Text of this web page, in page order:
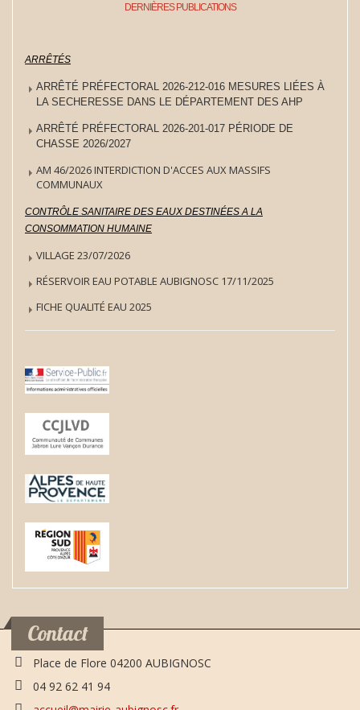
DERNIÈRES PUBLICATIONS
ARRÊTÉS
ARRÊTÉ PRÉFECTORAL 2026-212-016 MESURES LIÉES À
LA SECHERESSE DANS LE DÉPARTEMENT DES AHP
ARRÊTÉ PRÉFECTORAL 2026-201-017 PÉRIODE DE
CHASSE 2026/2027
AM 46/2026 INTERDICTION D'ACCES AUX MASSIFS
COMMUNAUX
CONTRÔLE SANITAIRE DES EAUX DESTINÉES A LA
CONSOMMATION HUMAINE
VILLAGE 23/07/2026
RÉSERVOIR EAU POTABLE AUBIGNOSC 17/11/2025
FICHE QUALITÉ EAU 2025
Contact
Place de Flore 04200 AUBIGNOSC
04 92 62 41 94